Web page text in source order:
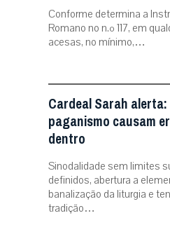
Conforme determina a
Romano no n.º 117, em
acesas, no mínimo,…
Cardeal Sarah
paganismo causam
dentro
Sinodalidade sem limites
definidos, abertura a
banalização da liturgia e
tradição…